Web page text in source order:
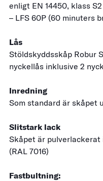
enligt EN 14450, klass
– LFS 60P (60 minuters
Lås
Stöldskyddsskåp Robur
nyckellås inklusive 2
Inredning
Som standard är skåpet
Slitstark lack
Skåpet är
(RAL 7016)
Fastbultning: